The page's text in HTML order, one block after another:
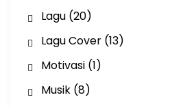
Lagu(20)
Lagu Cover(13)
Motivasi(1)
Musik(8)